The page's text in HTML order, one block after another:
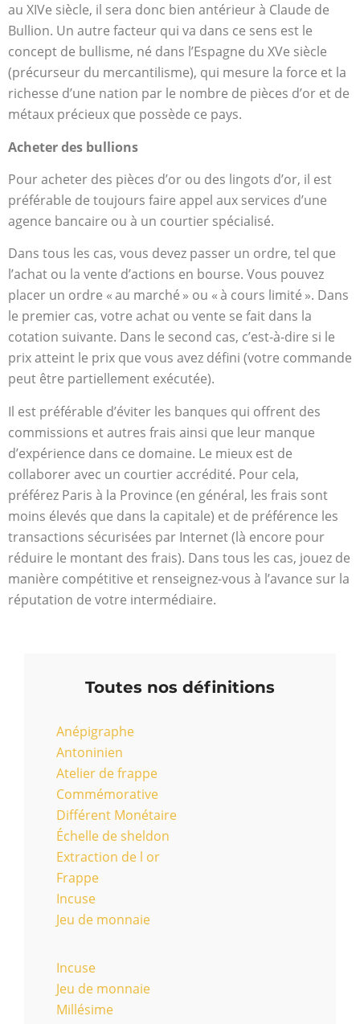
au XIVe siècle, il sera donc bien antérieur à Claude de
Bullion. Un autre facteur qui va dans ce sens est le
concept de bullisme, né dans l’Espagne du XVe siècle
(précurseur du mercantilisme), qui mesure la force et la
richesse d’une nation par le nombre de pièces d’or et de
métaux précieux que possède ce pays.
Acheter des bullions
Pour acheter des pièces d’or ou des lingots d’or, il est
préférable de toujours faire appel aux services d’une
agence bancaire ou à un courtier spécialisé.
Dans tous les cas, vous devez passer un ordre, tel que
l’achat ou la vente d’actions en bourse. Vous pouvez
placer un ordre « au marché » ou « à cours limité ». Dans
le premier cas, votre achat ou vente se fait dans la
cotation suivante. Dans le second cas, c’est-à-dire si le
prix atteint le prix que vous avez défini (votre commande
peut être partiellement exécutée).
Il est préférable d’éviter les banques qui offrent des
commissions et autres frais ainsi que leur manque
d’expérience dans ce domaine. Le mieux est de
collaborer avec un courtier accrédité. Pour cela,
préférez Paris à la Province (en général, les frais sont
moins élevés que dans la capitale) et de préférence les
transactions sécurisées par Internet (là encore pour
réduire le montant des frais). Dans tous les cas, jouez de
manière compétitive et renseignez-vous à l’avance sur la
réputation de votre intermédiaire.
Toutes nos définitions
Anépigraphe
Antoninien
Atelier de frappe
Commémorative
Différent Monétaire
Échelle de sheldon
Extraction de l or
Frappe
Incuse
Jeu de monnaie
Incuse
Jeu de monnaie
Millésime